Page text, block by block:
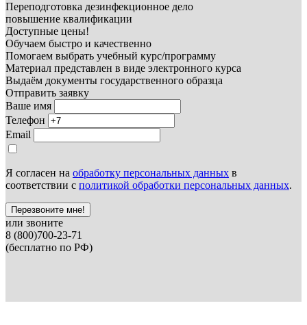
Переподготовка дезинфекционное дело
повышение квалификации
Доступные цены!
Обучаем быстро и качественно
Помогаем выбрать учебный курс/программу
Материал представлен в виде электронного курса
Выдаём документы государственного образца
Отправить заявку
Ваше имя
Телефон
Email
Я согласен на обработку персональных данных в
соответствии с политикой обработки персональных данных.
Перезвоните мне!
или звоните
8 (800)700-23-71
(бесплатно по РФ)